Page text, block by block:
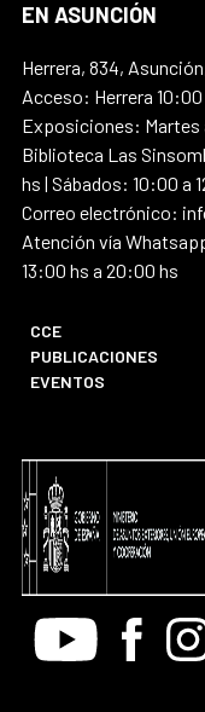
EN ASUNCIÓN
Herrera, 834,
Acceso: Herrera 10:00
Exposiciones: Martes
Biblioteca Las
hs | Sábados: 10:00 a
Correo electrónico:
Atención vía
13:00 hs a 20:00 hs
CCE
PUBLICACIONES
EVENTOS
Youtube